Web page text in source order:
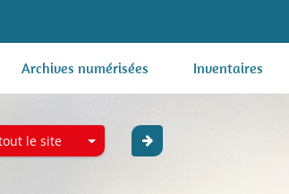
Archives numérisées Inventaires
le site